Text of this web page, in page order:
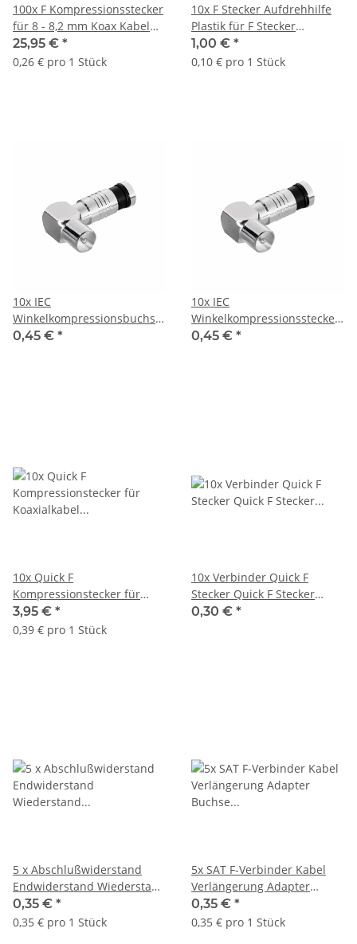
100x F Kompressionsstecker
für 8 - 8,2 mm Koax Kabel
Vergoldet
25,95 € *
0,26 € pro 1 Stück
10x F Stecker Aufdrehhilfe
Plastik für F Stecker
Kompressionsstecker
1,00 € *
0,10 € pro 1 Stück
10x IEC
Winkelkompressionsbuchse
für Kabel 6,8 - 7,2 mm
0,45 € *
10x IEC
Winkelkompressionsstecker
für Kabel 6,8 - 7,2 mm
0,45 € *
10x Quick F
Kompressionstecker für
Koaxialkabel Satellitenkabel
Ø 6,8 - 7,4 mm
3,95 € *
0,39 € pro 1 Stück
10x Verbinder Quick F
Stecker Quick F Stecker
Schnellstecker beidseitig
0,30 € *
5 x Abschlußwiderstand
Endwiderstand Wiederstand
Multischalter LNB Dose 75
Ohm
0,35 € *
0,35 € pro 1 Stück
5x SAT F-Verbinder Kabel
Verlängerung Adapter
Buchse Koaxial Kupplung F-
Stecker
0,35 € *
0,35 € pro 1 Stück